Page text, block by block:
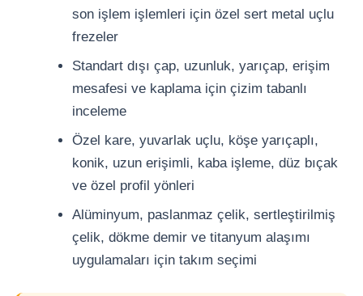
son işlem işlemleri için özel sert metal uçlu
frezeler
Standart dışı çap, uzunluk, yarıçap, erişim
mesafesi ve kaplama için çizim tabanlı
inceleme
Özel kare, yuvarlak uçlu, köşe yarıçaplı,
konik, uzun erişimli, kaba işleme, düz bıçak
ve özel profil yönleri
Alüminyum, paslanmaz çelik, sertleştirilmiş
çelik, dökme demir ve titanyum alaşımı
uygulamaları için takım seçimi